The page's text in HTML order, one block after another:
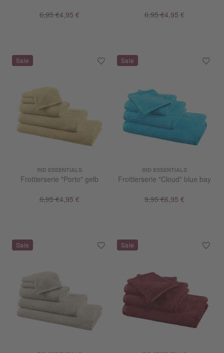
6,95 €4,95 €
6,95 €4,95 €
RID ESSENTIALS
Frottierserie "Porto" gelb
6,95 €4,95 €
RID ESSENTIALS
Frottierserie "Cloud" blue bay
9,95 €6,95 €